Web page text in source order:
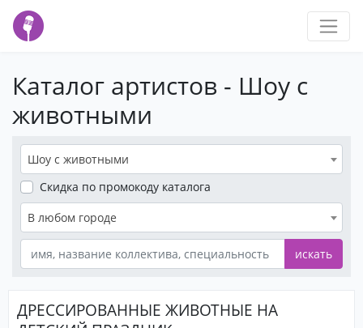
Каталог артистов - Шоу с
животными
Шоу с животными
Скидка по промокоду каталога
В любом городе
искать
ДРЕССИРОВАННЫЕ ЖИВОТНЫЕ НА